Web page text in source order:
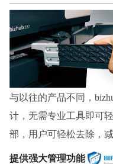
与以往的产品不同，
计，无需专业工具即可
部，用户可轻松去除，
提供强大管理功能